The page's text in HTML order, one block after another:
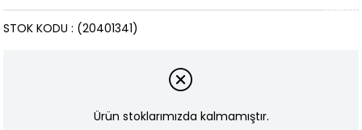
İndirim
(20401341)
STOK KODU
Ürün stoklarımızda kalmamıştır.